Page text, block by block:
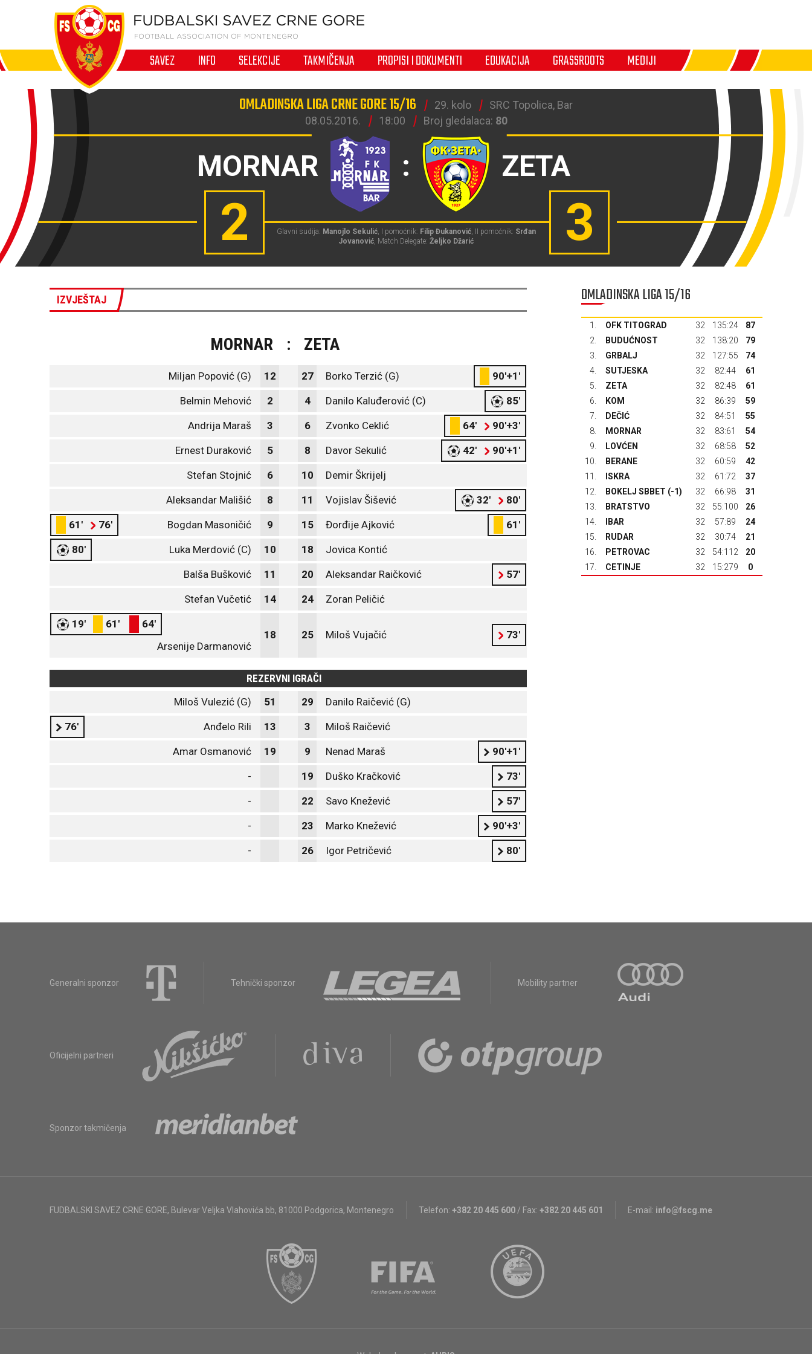
SAVEZ INFO SELEKCIJE TAKMIČENJA PROPISI I DOKUMENTI EDUKACIJA GRASSROOTS MEDIJI
OMLADINSKA LIGA CRNE GORE 15/16 29. kolo
SRC Topolica, Bar
08.05.2016.
18:00 Broj gledalaca: 80
MORNAR : ZETA
2 3
Glavni sudija: Manojlo Sekulić, I pomoćnik: Filip Đukanović, II pomoćnik: Srđan
Jovanović, Match Delegate: Željko Džarić
IZVJEŠTAJ
MORNAR : ZETA
Miljan Popović (G) 12 27 Borko Terzić (G) 90'+1'
Belmin Mehović 2 4 Danilo Kaluđerović (C) 85'
Andrija Maraš 3 6 Zvonko Ceklić 64' 90'+3'
Ernest Duraković 5 8 Davor Sekulić 42' 90'+1'
Stefan Stojnić 6 10 Demir Škrijelj
Aleksandar Mališić 8 11 Vojislav Šišević 32' 80'
61' 76' Bogdan Masoničić 9 15 Đorđije Ajković 61'
80' Luka Merdović (C) 10 18 Jovica Kontić
Balša Bušković 11 20 Aleksandar Raičković 57'
Stefan Vučetić 14 24 Zoran Peličić
19' 61'
64'
Arsenije Darmanović
18 25 Miloš Vujačić 73'
REZERVNI IGRAČI
Miloš Vulezić (G)
51 29 Danilo Raičević (G)
76' Anđelo Rili 13 3 Miloš Raičević
Amar Osmanović 19 9 Nenad Maraš 90'+1'
- 19 Duško Kračković 73'
- 22 Savo Knežević 57'
- 23 Marko Knežević 90'+3'
- 26 Igor Petričević 80'
OMLADINSKA LIGA 15/16
1. OFK TITOGRAD 32 135:24
87
2.
BUDUĆNOST 32 138:20
79
3.
GRBALJ 32 127:55
74
4.
SUTJESKA 32 82:44
61
5.
ZETA 32 82:48
61
6.
KOM 32 86:39
59
7.
DEČIĆ 32 84:51
55
8.
MORNAR 32 83:61
54
9.
LOVĆEN 32 68:58
52
10.
BERANE 32 60:59
42
11.
ISKRA 32 61:72
37
12.
BOKELJ SBBET (-1) 32 66:98
31
13.
BRATSTVO 32 55:100
26
14.
IBAR 32 57:89
24
15.
RUDAR 32 30:74
21
16.
PETROVAC 32 54:112
20
17.
CETINJE 32 15:279 0
Generalni sponzor Tehnički sponzor Mobility partner
Oficijelni partneri
Sponzor takmičenja
FUDBALSKI SAVEZ CRNE GORE, Bulevar Veljka Vlahovića bb, 81000 Podgorica, Montenegro Telefon: +382 20 445 600 / Fax: +382 20 445 601 E-mail: info@fscg.me